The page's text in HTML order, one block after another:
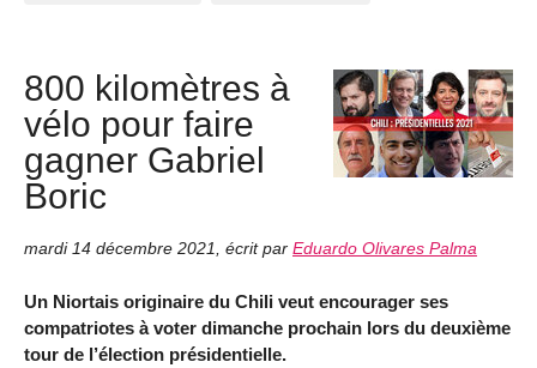
800 kilomètres à
vélo pour faire
gagner Gabriel
Boric
mardi 14 décembre 2021, écrit par Eduardo Olivares Palma
Un Niortais originaire du Chili veut encourager ses
compatriotes à voter dimanche prochain lors du deuxième
tour de l’élection présidentielle.